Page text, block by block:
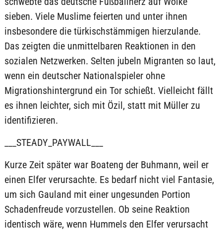
sieben. Viele Muslime feierten und unter ihnen
insbesondere die türkischstämmigen hierzulande.
Das zeigten die unmittelbaren Reaktionen in den
sozialen Netzwerken. Selten jubeln Migranten so laut,
wenn ein deutscher Nationalspieler ohne
Migrationshintergrund ein Tor schießt. Vielleicht fällt
es ihnen leichter, sich mit Özil, statt mit Müller zu
identifizieren.
___STEADY_PAYWALL___
Kurze Zeit später war Boateng der Buhmann, weil er
einen Elfer verursachte. Es bedarf nicht viel Fantasie,
um sich Gauland mit einer ungesunden Portion
Schadenfreude vorzustellen. Ob seine Reaktion
identisch wäre, wenn Hummels den Elfer verursacht